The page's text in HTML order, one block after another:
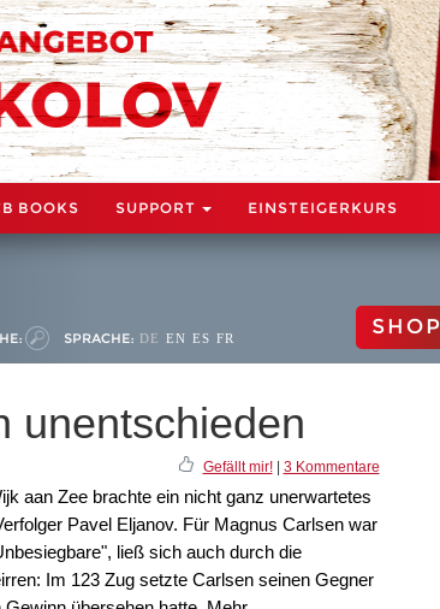
BOOKS SUPPORT EINSTEIGERKURS
SPRACHE: DE EN ES FR SHOP
unentschieden
Gefällt mir!| 3 Kommentare
aan Zee brachte ein nicht ganz unerwartetes
Pavel Eljanov. Für Magnus Carlsen war
ließ sich auch durch die
Im 123 Zug setzte Carlsen seinen Gegner